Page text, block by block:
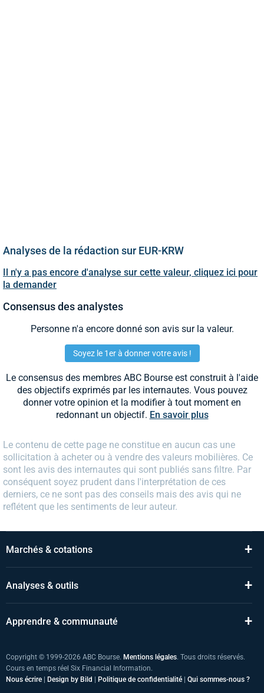
Analyses de la rédaction sur EUR-KRW
Il n'y a pas encore d'analyse sur cette valeur, cliquez ici pour
la demander
Consensus des analystes
Personne n'a encore donné son avis sur la valeur.
Soyez le 1er à donner votre avis !
Le consensus des membres ABC Bourse est construit à l'aide
des objectifs exprimés par les internautes. Vous pouvez
donner votre opinion et la modifier à tout moment en
redonnant un objectif. En savoir plus
Le contenu de cette page ne constitue en aucun cas une
sollicitation à acheter ou à vendre des valeurs mobilières. Ce
sont les avis des internautes qui sont publiés sans filtre. Par
conséquent soyez prudent dans l'interprétation de ces
derniers, ce ne sont pas des conseils mais des avis qui ne
reflétent que les sentiments de leur auteur.
Marchés & cotations +
Analyses & outils +
Apprendre & communauté +
Copyright © 1999-2026 ABC Bourse. Mentions légales. Tous droits réservés.
Cours en temps réel Six Financial Information.
Nous écrire
Design by Bild Politique de confidentialité Qui sommes-nous ?